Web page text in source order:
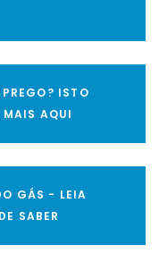
ISTO
AQUI
GÁS - LEIA
SABER